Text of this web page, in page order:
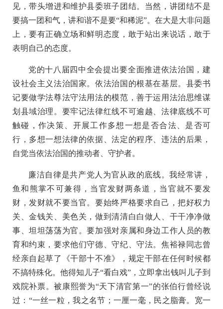
见，带头增进和维护县委班子团结。当然，讲团结不是
要搞一团和气，讲和谐不是要“和稀泥”。在大是大非问题
上，要有正确立场和鲜明态度，敢于站出来说话，敢于
表明自己的态度。
党的十八届四中全会提出要全面推进依法治国，建
设社会主义法治国家。依法治国的根基在基层。县委书
记要做学法尊法守法用法的模范，善于运用法治思维谋
划县域治理。要牢记法律红线不可逾越、法律底线不可
触碰，作决策、开展工作多想一想是否合法、是否可
行，多想一想法律的依据、法定的程序、违法的后果，
自觉当依法治国的推动者、守护者。
廉洁自律是共产党人为官从政的底线。我经常讲，
鱼和熊掌不可兼得，当官发财两条道，当官就不要发
财，发财就不要当官。要始终严格要求自己，把好权力
关、金钱关、美色关，做到清清白白做人、干干净净做
事、坦坦荡荡为官。要加强对亲属和身边工作人员的教
育和约束，要求他们守德、守纪、守法。焦裕禄同志曾
经亲自起草了《干部十不准》，规定干部在任何时候都
不搞特殊化。他得知儿子“看白戏”，立即拿出钱叫儿子到
戏院补票。被康熙誉为“天下清官第一”的张伯行曾经说
过：“一丝一粒，我之名节；一厘一毫，民之脂膏。宽一